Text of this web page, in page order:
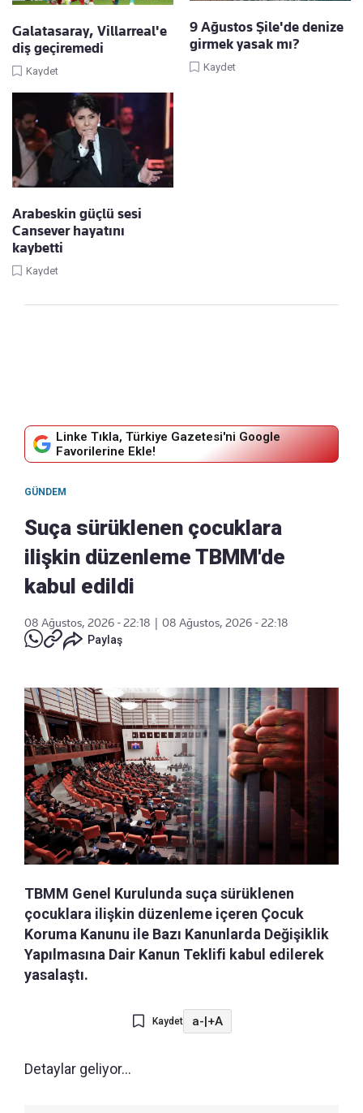
Galatasaray, Villarreal'e
diş geçiremedi
Kaydet
9 Ağustos Şile'de denize
girmek yasak mı?
Kaydet
Arabeskin güçlü sesi
Cansever hayatını
kaybetti
Kaydet
Linke Tıkla, Türkiye Gazetesi'ni Google
Favorilerine Ekle!
GÜNDEM
Suça sürüklenen çocuklara
ilişkin düzenleme TBMM'de
kabul edildi
08 Ağustos, 2026 - 22:18
08 Ağustos, 2026 - 22:18
Paylaş
TBMM Genel Kurulunda suça sürüklenen
çocuklara ilişkin düzenleme içeren Çocuk
Koruma Kanunu ile Bazı Kanunlarda Değişiklik
Yapılmasına Dair Kanun Teklifi kabul edilerek
yasalaştı.
Kaydet a-|+A
Detaylar geliyor...